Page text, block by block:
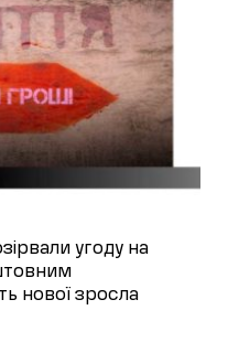
угоду на
нової зросла